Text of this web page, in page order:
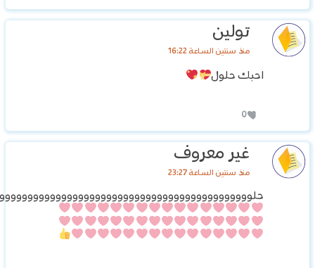
تولين
منذ سنتين الساعة 16:22
احبك حلول
0
غير معروف
منذ سنتين الساعة 23:27